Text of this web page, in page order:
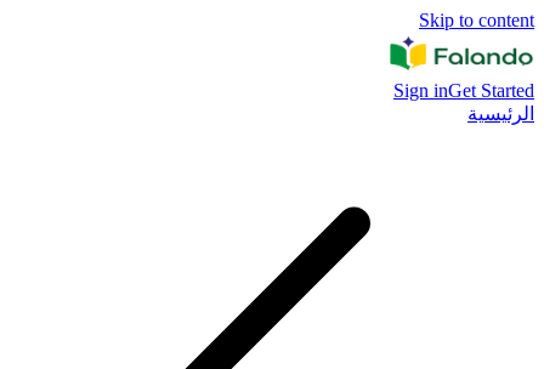
Skip to content
Sign inGet Started
الرئيسية